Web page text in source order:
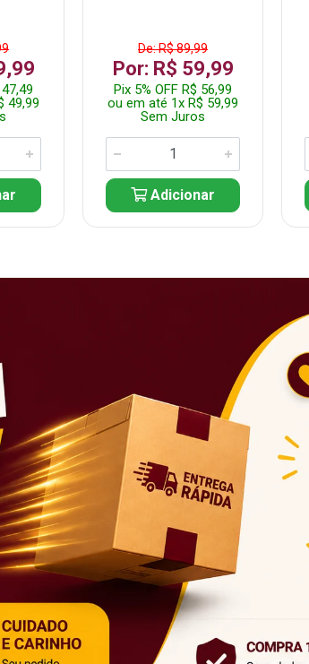
49,99
De: R$ 89,99
Por: R$ 59,99
Pix 5% OFF R$ 56,99
ou em até 1x R$ 59,99
Sem Juros
Adicionar